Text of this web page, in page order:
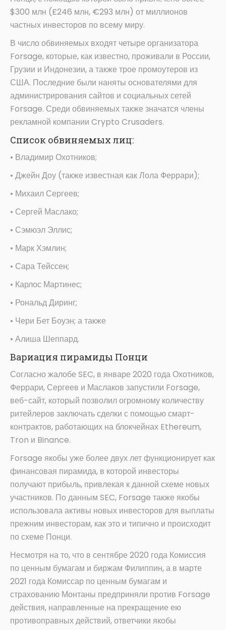
$300 млн (£246 млн, €293 млн) от миллионов
частных инвесторов по всему миру.
В число обвиняемых входят четыре организатора
Forsage, которые, как известно, проживали в России,
Грузии и Индонезии, а также трое промоутеров из
США. Последние были наняты основателями для
администрирования сайтов и социальных сетей
Forsage. Среди обвиняемых также значатся члены
рекламной компании Crypto Crusaders.
Список обвиняемых лиц:
• Владимир Охотников;
• Джейн Доу (также известная как Лола Феррари);
• Михаил Сергеев;
• Сергей Маслако;
• Сэмюэл Эллис;
• Марк Хэмлин;
• Сара Тейссен;
• Карлос Мартинес;
• Рональд Диринг;
• Чери Бет Боуэн; а также
• Алиша Шеппард.
Вариация пирамиды Понци
Согласно жалобе SEC, в январе 2020 года Охотников,
Феррари, Сергеев и Маслаков запустили Forsage,
веб-сайт, который позволил огромному количеству
ритейлеров заключать сделки с помощью смарт-
контрактов, работающих на блокчейнах Ethereum,
Tron и Binance.
Forsage якобы уже более двух лет функционирует как
финансовая пирамида, в которой инвесторы
получают прибыль, привлекая к данной схеме новых
участников. По данным SEC, Forsage также якобы
использовала активы новых инвесторов для выплаты
прежним инвесторам, как это и типично и происходит
по схеме Понци.
Несмотря на то, что в сентябре 2020 года Комиссия
по ценным бумагам и биржам Филиппин, а в марте
2021 года Комиссар по ценным бумагам и
страхованию Монтаны предприняли против Forsage
действия, направленные на прекращение ею
противоправных действий, ответчики якобы